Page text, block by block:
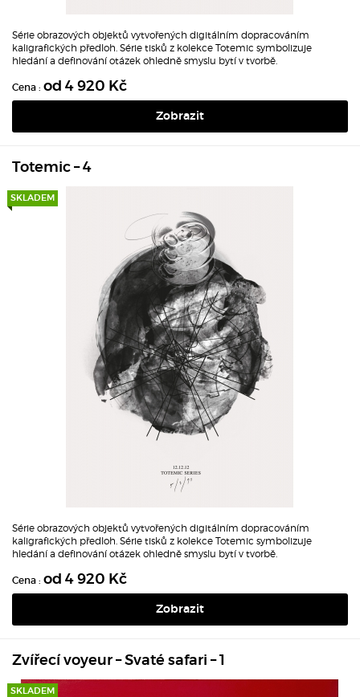
Série obrazových objektů vytvořených digitálním dopracováním
kaligrafických předloh. Série tisků z kolekce Totemic symbolizuje
hledání a definování otázek ohledně smyslu bytí v tvorbě.
Cena : od 4 920 Kč
Zobrazit
Totemic – 4
SKLADEM
Série obrazových objektů vytvořených digitálním dopracováním
kaligrafických předloh. Série tisků z kolekce Totemic symbolizuje
hledání a definování otázek ohledně smyslu bytí v tvorbě.
Cena : od 4 920 Kč
Zobrazit
Zvířecí voyeur – Svaté safari – 1
SKLADEM